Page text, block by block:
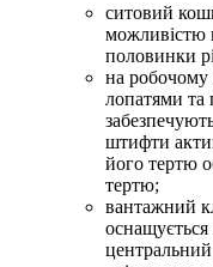
ситовий
можливістю
половинки
на робочому
лопатями
штифти
його тертю
тертю;
вантажний
центральний